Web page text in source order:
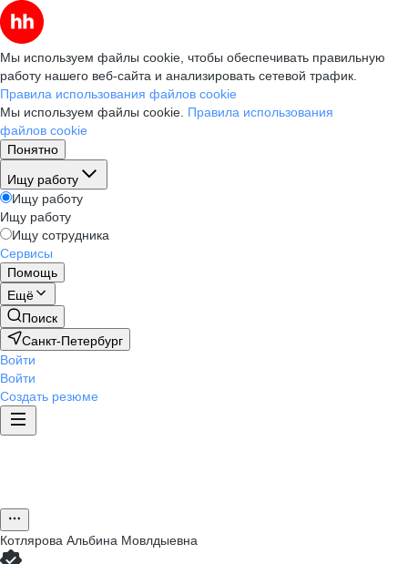
Мы используем файлы cookie, чтобы обеспечивать правильную
работу нашего веб-сайта и анализировать сетевой трафик.
Правила использования файлов cookie
Мы используем файлы cookie. Правила использования
файлов cookie
Понятно
Ищу работу
Ищу работу
Ищу работу
Ищу сотрудника
Сервисы
Помощь
Ещё
Поиск
Санкт-Петербург
Войти
Войти
Создать резюме
Котлярова Альбина Мовлдыевна